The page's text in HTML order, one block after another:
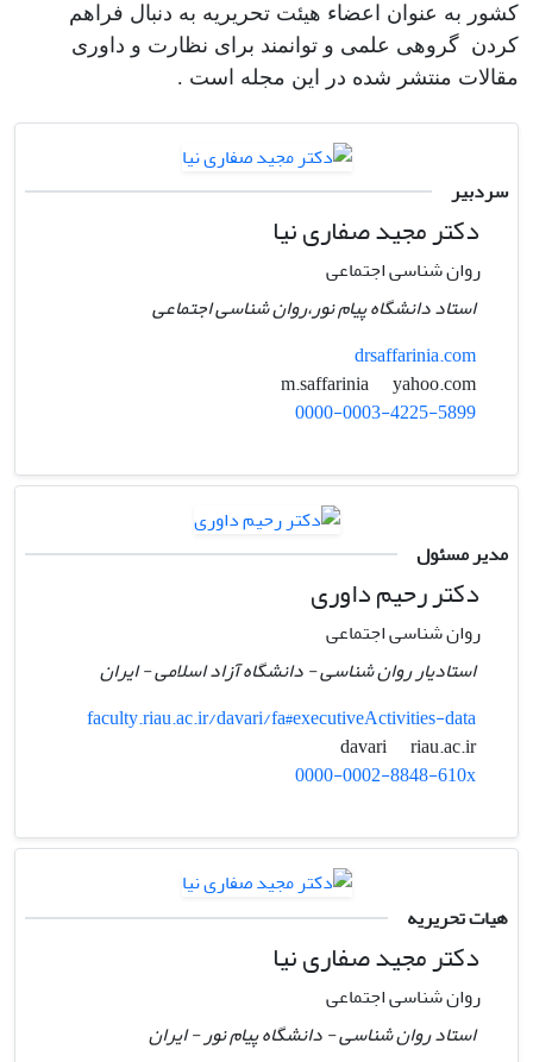
کشور به عنوان اعضاء هیئت تحریریه به دنبال فراهم
کردن گروهی علمی و توانمند برای نظارت و داوری
مقالات منتشر شده در این مجله است .
سردبیر
دکتر مجید صفاری نیا
روان شناسی اجتماعی
استاد دانشگاه پیام نور،روان شناسی اجتماعی
drsaffarinia.com
yahoo.com
0000-0003-4225-5899
مدیر مسئول
دکتر رحیم داوری
روان شناسی اجتماعی
استادیار روان شناسی - دانشگاه آزاد اسلامی - ایران
faculty.riau.ac.ir/davari/fa#executiveActivities-data
davari
riau.ac.ir
0000-0002-8848-610x
هیات تحریریه
دکتر مجید صفاری نیا
روان شناسی اجتماعی
استاد روان شناسی - دانشگاه پیام نور - ایران